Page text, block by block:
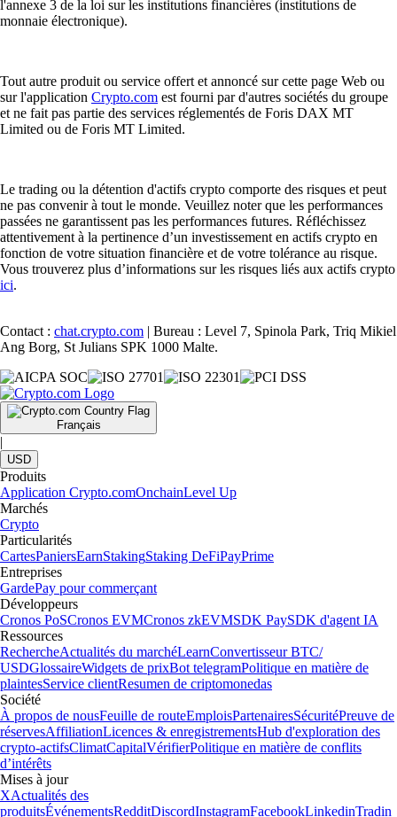
l'annexe 3 de la loi sur les institutions financières (institutions de
monnaie électronique).
Tout autre produit ou service offert et annoncé sur cette page Web ou
sur l'application Crypto.com est fourni par d'autres sociétés du groupe
et ne fait pas partie des services réglementés de Foris DAX MT
Limited ou de Foris MT Limited.
Le trading ou la détention d'actifs crypto comporte des risques et peut
ne pas convenir à tout le monde. Veuillez noter que les performances
passées ne garantissent pas les performances futures. Réfléchissez
attentivement à la pertinence d’un investissement en actifs crypto en
fonction de votre situation financière et de votre tolérance au risque.
Vous trouverez plus d’informations sur les risques liés aux actifs crypto
ici.
Contact : chat.crypto.com | Bureau : Level 7, Spinola Park, Triq Mikiel
Ang Borg, St Julians SPK 1000 Malte.
Français
|
USD
Produits
Application Crypto.comOnchainLevel Up
Marchés
Crypto
Particularités
CartesPaniersEarnStakingStaking DeFiPayPrime
Entreprises
GardePay pour commerçant
Développeurs
Cronos PoSCronos EVMCronos zkEVMSDK PaySDK d'agent IA
Ressources
RechercheActualités du marchéLearnConvertisseur BTC/
USDGlossaireWidgets de prixBot telegramPolitique en matière de
plaintesService clientResumen de criptomonedas
Société
À propos de nousFeuille de routeEmploisPartenairesSécuritéPreuve de
réservesAffiliationLicences & enregistrementsHub d'exploration des
crypto-actifsClimatCapitalVérifierPolitique en matière de conflits
d’intérêts
Mises à jour
XActualités des
produitsÉvénementsRedditDiscordInstagramFacebookLinkedinTradin